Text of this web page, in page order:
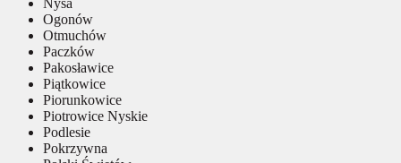
Ogonów
Otmuchów
Paczków
Pakosławice
Piątkowice
Piorunkowice
Piotrowice Nyskie
Podlesie
Pokrzywna